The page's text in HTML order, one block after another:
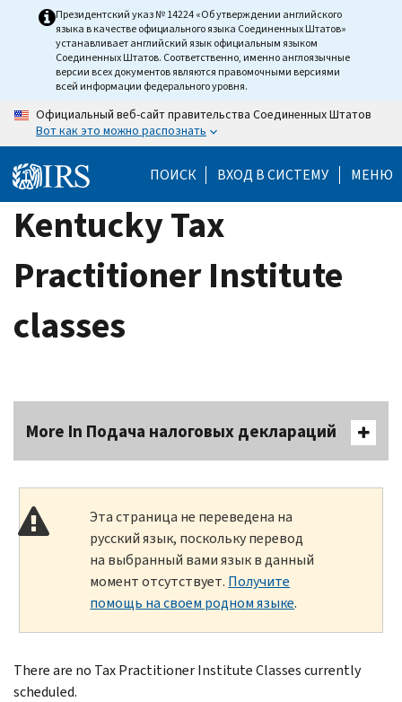
Президентский указ № 14224 «Об утверждении английского
языка в качестве официального языка Соединенных Штатов»
устанавливает английский язык официальным языком
Соединенных Штатов. Соответственно, именно англоязычные
версии всех документов являются правомочными версиями
всей информации федерального уровня.
Официальный веб-сайт правительства Соединенных Штатов
Вот как это можно распознать
ПОИСК ВХОД В СИСТЕМУ МЕНЮ
Kentucky Tax
Practitioner Institute
classes
More In Подача налоговых деклараций
Эта страница не переведена на
русский язык, поскольку перевод
на выбранный вами язык в данный
момент отсутствует. Получите
помощь на своем родном языке.
There are no Tax Practitioner Institute Classes currently
scheduled.